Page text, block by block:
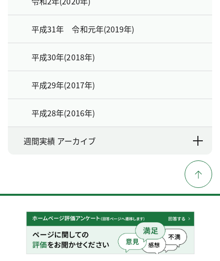
平成31年 令和元年(2019年)
平成30年(2018年)
平成29年(2017年)
平成28年(2016年)
週間実績 アーカイブ